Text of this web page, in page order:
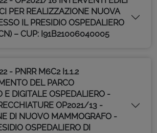
PER REALIZZAZIONE NUOVA
IL PRESIDIO OSPEDALIERO
DI MONDOVI’ (CN) – CUP: I91B21006040005
I1.1.2
DEL PARCO
E DIGITALE OSPEDALIERO -
OP2021/13 -
DI NUOVO MAMMOGRAFO -
OSPEDALIERO DI